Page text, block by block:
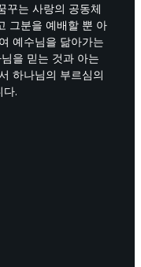
꾸는 사랑의 공동체
그분을 예배할 뿐 아
예수님을 닮아가는
을 믿는 것과 아는
하나님의 부르심의
.